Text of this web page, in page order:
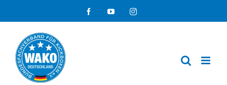
Inhalt
springen
FacebookYouTubeInstagram